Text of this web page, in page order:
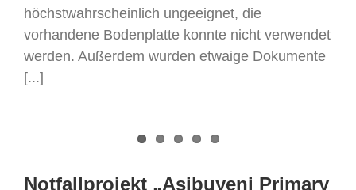
höchstwahrscheinlich ungeeignet, die
vorhandene Bodenplatte konnte nicht verwendet
werden. Außerdem wurden etwaige Dokumente
[...]
Notfallprojekt „Asibuyeni Primary